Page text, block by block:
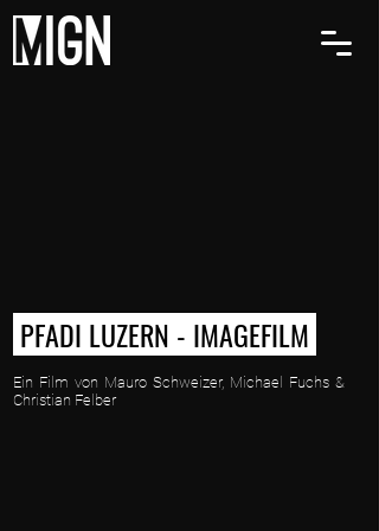
PFADI LUZERN - IMAGEFILM
Ein Film von Mauro Schweizer, Michael Fuchs &
Christian Felber